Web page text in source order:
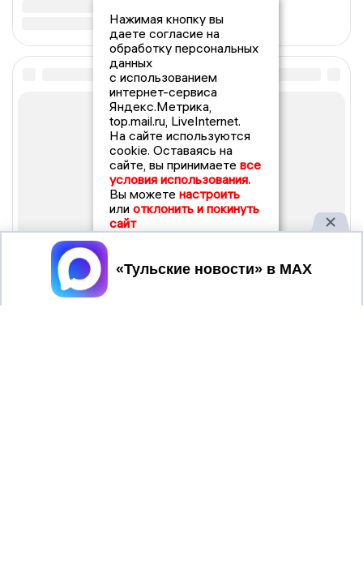
Нажимая кнопку вы
даете согласие на
обработку персональных
данных
с использованием
интернет-сервиса
Яндекс.Метрика,
top.mail.ru, LiveInternet.
На сайте используются
cookie. Оставаясь на
сайте, вы принимаете все
условия использования.
Вы можете настроить
или отклонить и покинуть
сайт
Принять